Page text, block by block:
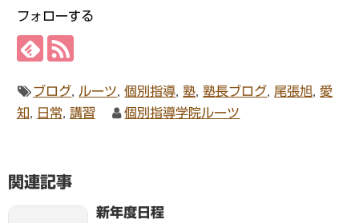
フォローする
ブログ ルーツ ,個別指導 ,塾 ,塾長ブログ 尾張旭
愛
知
日常 講習 個別指導学院ルーツ
関連記事
新年度日程